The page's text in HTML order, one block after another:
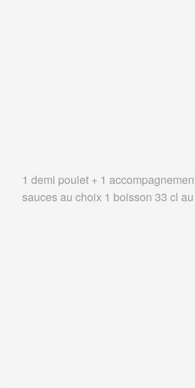
1 demi poulet + 1
sauces au choix 1 boisson 33 cl